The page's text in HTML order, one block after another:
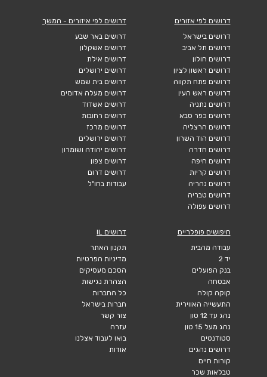
דרושים לפי אזורים
דרושים בישראל
דרושים תל אביב
דרושים חולון
דרושים ראשון לציון
דרושים פתח תקווה
דרושים ראש העין
דרושים נתניה
דרושים כפר סבא
דרושים הרצליה
דרושים הוד השרון
דרושים חדרה
דרושים חיפה
דרושים קריות
דרושים נהריה
דרושים טבריה
דרושים עפולה
דרושים לפי איזורים - המשך
דרושים באר שבע
דרושים אשקלון
דרושים אילת
דרושים ירושלים
דרושים בית שמש
דרושים מעלה אדומים
דרושים אשדוד
דרושים רחובות
דרושים מרכז
דרושים ירושלים
דרושים יהודה ושומרון
דרושים צפון
דרושים דרום
עבודות בחו"ל
חיפושים פופלריים
עבודה מהבית
יד 2
בנק הפועלים
אבטחה
קוקה קולה
התעשייה האווירית
נהג עד 12 טון
נהג מעל 15 טון
סטודנטים
דרושים נהגים
קורות חיים
טבלאות שכר
דרושים IL
תקנון האתר
מדיניות הפרטיות
הסכם מעסיקים
הצהרת נגישות
כל החברות
חברות בישראל
צור קשר
עזרה
בואו לעבוד אצלנו
אודות